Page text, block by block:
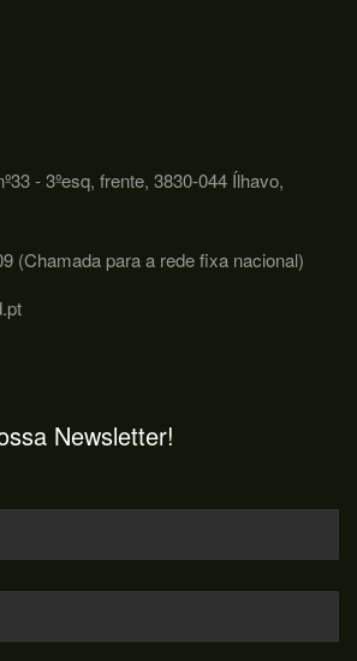
- 3ºesq, frente, 3830-044 Ílhavo,
(Chamada para a rede fixa nacional)
Newsletter!